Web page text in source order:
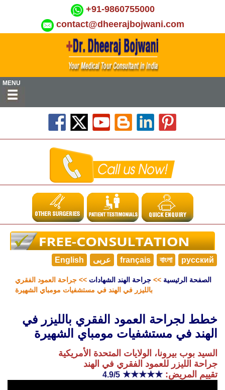
+91-9860755000
contact@dheerajbojwani.com
MENU
English عربى français বাংলা русский
الصفحة الرئيسية >> جراحة الهند الشهادات >> جراحة العمود الفقري
بالليزر في الهند في مستشفيات مومباي الشهيرة
خطط لجراحة العمود الفقري بالليزر في
الهند في مستشفيات مومباي الشهيرة
السيد بوب بيرونا، الولايات المتحدة الأمريكية
جراحة الليزر للعمود الفقري في الهند
تقييم المريض: ★★★★★
4.9/5